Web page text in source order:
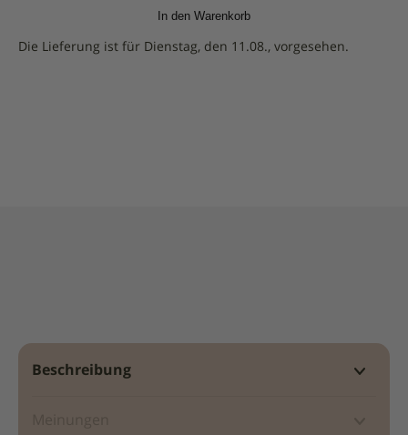
N°20
In den Warenkorb
Die Lieferung ist für Dienstag, den 11.08., vorgesehen.
Beschreibung